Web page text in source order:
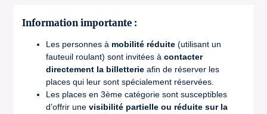
Information importante :
Les personnes à mobilité réduite (utilisant un
fauteuil roulant) sont invitées à contacter
directement la billetterie afin de réserver les
places qui leur sont spécialement réservées.
Les places en 3ème catégorie sont susceptibles
d’offrir une visibilité partielle ou réduite sur la